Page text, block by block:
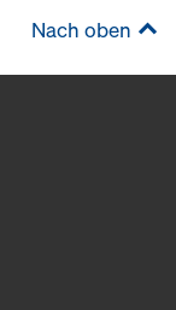
Nach oben